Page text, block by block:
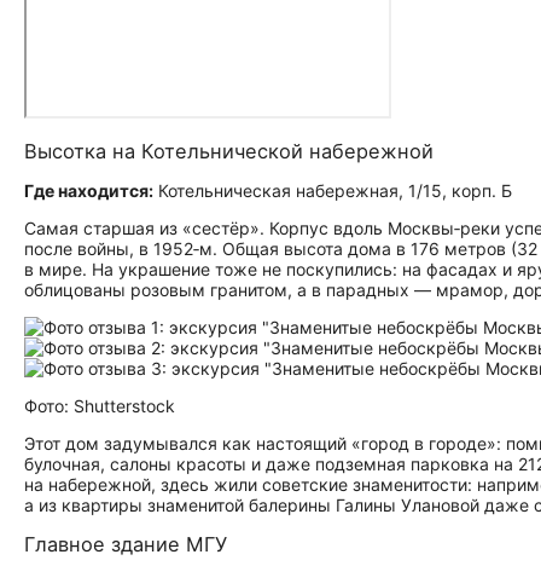
Высотка на Котельнической набережной
Где находится: Котельническая набережная, 1/15, корп. Б
Самая старшая из «сестёр». Корпус вдоль Москвы‑реки
после войны, в 1952‑м. Общая высота дома в 176 метров
в мире. На украшение тоже не поскупились: на фасадах и
облицованы розовым гранитом, а в парадных — мрамор,
Фото: Shutterstock
Этот дом задумывался как настоящий «город в городе»:
булочная, салоны красоты и даже подземная парковка на
на набережной, здесь жили советские знаменитости:
а из квартиры знаменитой балерины Галины Улановой даже
Главное здание МГУ